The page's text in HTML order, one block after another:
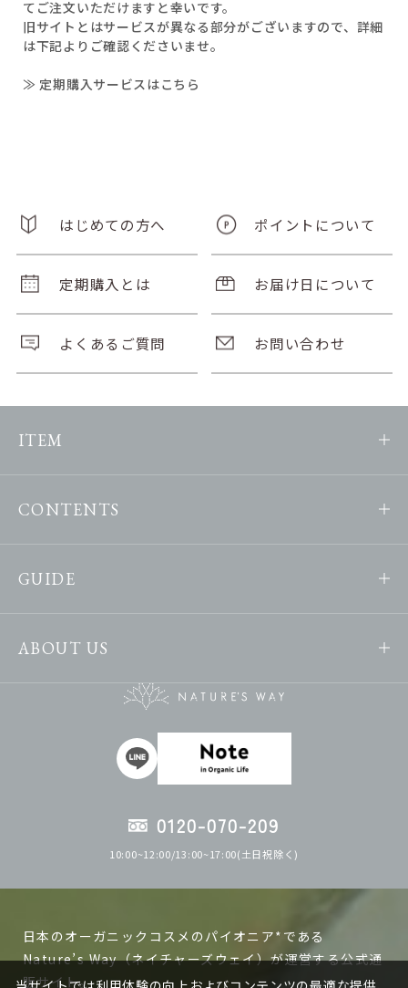
てご注文いただけますと幸いです。
旧サイトとはサービスが異なる部分がございますので、詳細
は下記よりご確認くださいませ。
≫ 定期購入サービスはこちら
はじめての方へ ポイントについて
定期購入とは お届け日について
よくあるご質問 お問い合わせ
ITEM
CONTENTS
GUIDE
ABOUT US
0120-070-209
10:00~12:00/13:00~17:00(土日祝除く)
日本のオーガニックコスメのパイオニア*である
Nature’s Way（ネイチャーズウェイ）が運営する公式通
販サイト。